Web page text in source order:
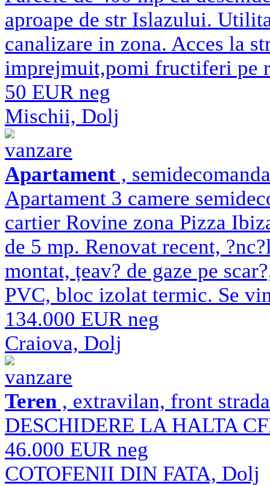
aproape de str Islazului.
canalizare in zona. Acces la
imprejmuit,pomi fructiferi pe
50 EUR neg
Mischii, Dolj
vanzare
Apartament ,
Apartament 3 camere
cartier Rovine zona Pizza
de 5 mp. Renovat recent,
montat, țeav? de gaze pe
PVC, bloc izolat termic. Se
134.000 EUR neg
Craiova, Dolj
vanzare
Teren , extravilan, front
DESCHIDERE LA HALTA
46.000 EUR neg
COTOFENII DIN FATA, Dolj